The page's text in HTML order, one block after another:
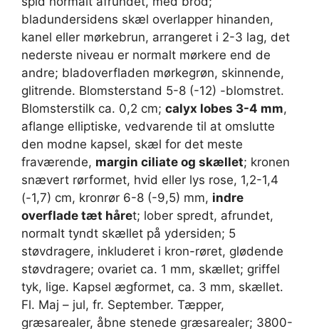
bladundersidens skæl overlapper hinanden,
kanel eller mørkebrun, arrangeret i 2-3 lag, det
nederste niveau er normalt mørkere end de
andre; bladoverfladen mørkegrøn, skinnende,
glitrende. Blomsterstand 5-8 (-12) -blomstret.
Blomsterstilk ca. 0,2 cm; calyx lobes 3-4 mm,
aflange elliptiske, vedvarende til at omslutte
den modne kapsel, skæl for det meste
fraværende, margin ciliate og skællet; kronen
snævert rørformet, hvid eller lys rose, 1,2-1,4
(-1,7) cm, kronrør 6-8 (-9,5) mm, indre
overflade tæt håret; lober spredt, afrundet,
normalt tyndt skællet på ydersiden; 5
støvdragere, inkluderet i kron-røret, glødende
støvdragere; ovariet ca. 1 mm, skællet; griffel
tyk, lige. Kapsel ægformet, ca. 3 mm, skællet.
Fl. Maj – jul, fr. September. Tæpper,
græsarealer, åbne stenede græsarealer; 3800-